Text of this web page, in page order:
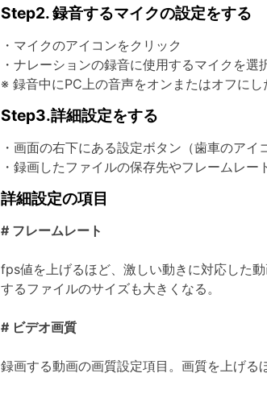
Step2. 録音するマイクの設定をする
・マイクのアイコンをクリック
・ナレーションの録音に使用するマイクを選
※ 録音中にPC上の音声をオンまたはオフに
Step3.詳細設定をする
・画面の右下にある設定ボタン（歯車のアイ
・録画したファイルの保存先やフレームレ
詳細設定の項目
# フレームレート
fps値を上げるほど、激しい動きに対応した
するファイルのサイズも大きくなる。
# ビデオ画質
録画する動画の画質設定項目。画質を上げる